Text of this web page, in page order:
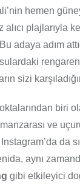
hemen
plajlarıyla
Bu adaya adım
sizi
biri
ve
da
aynı
gibi etkileyici